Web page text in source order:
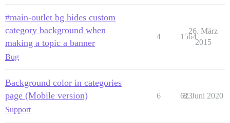
#main-outlet bg hides custom
category background when
making a topic a banner
Bug
4 1564
26. März
2015
Background color in categories
page (Mobile version)
Support
6 623
8. Juni 2020